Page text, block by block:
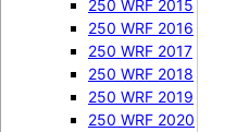
450 SXF 2009
450 SXF 2010
450 SXF 2011
450 SXF 2012
450 SXF 2013
450 SXF 2014
250 WRF 2015
250 WRF 2016
250 WRF 2017
250 WRF 2018
250 WRF 2019
250 WRF 2020